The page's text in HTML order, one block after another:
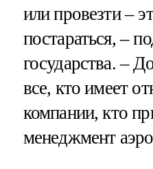
или провезти –
постараться, –
государства. –
все, кто имеет
компании, кто
менеджмент